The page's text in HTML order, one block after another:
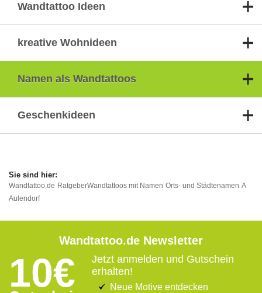
Wandtattoo Ideen
kreative Wohnideen
Namen als Wandtattoos
Geschenkideen
Wandtattoo.de RatgeberWandtattoos mit Namen Orts- und Städtenamen A
Aulendorf
Wandtattoo.de Newsletter
10€
Jetzt anmelden und Gutschein
erhalten!
Neue Motive entdecken